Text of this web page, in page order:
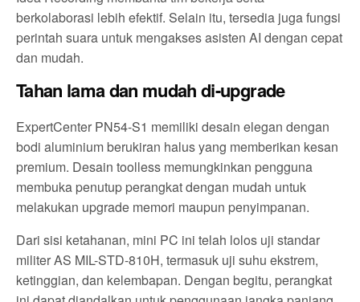
berkolaborasi lebih efektif. Selain itu, tersedia juga fungsi
perintah suara untuk mengakses asisten AI dengan cepat
dan mudah.
Tahan lama dan mudah di-upgrade
ExpertCenter PN54-S1 memiliki desain elegan dengan
bodi aluminium berukiran halus yang memberikan kesan
premium. Desain toolless memungkinkan pengguna
membuka penutup perangkat dengan mudah untuk
melakukan upgrade memori maupun penyimpanan.
Dari sisi ketahanan, mini PC ini telah lolos uji standar
militer AS MIL-STD-810H, termasuk uji suhu ekstrem,
ketinggian, dan kelembapan. Dengan begitu, perangkat